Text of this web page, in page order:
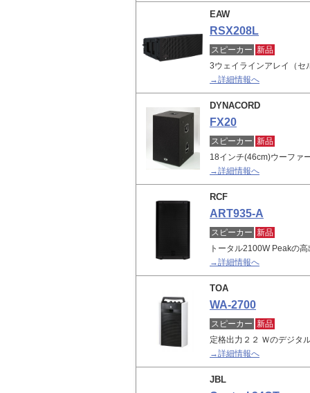
EAW
RSX208L
スピーカー 新品
3ウェイラインアレイ（セ
→詳細情報へ
DYNACORD
FX20
スピーカー 新品
18インチ(46cm)ウーファ
→詳細情報へ
RCF
ART935-A
スピーカー 新品
トータル2100W Peakの
→詳細情報へ
TOA
WA-2700
スピーカー 新品
定格出力２２ Ｗのデジタ
→詳細情報へ
JBL